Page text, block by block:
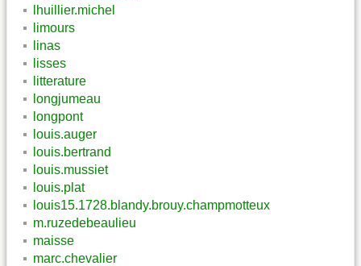
lhuillier.michel
limours
linas
lisses
litterature
longjumeau
longpont
louis.auger
louis.bertrand
louis.mussiet
louis.plat
louis15.1728.blandy.brouy.champmotteux
m.ruzedebeaulieu
maisse
marc.chevalier